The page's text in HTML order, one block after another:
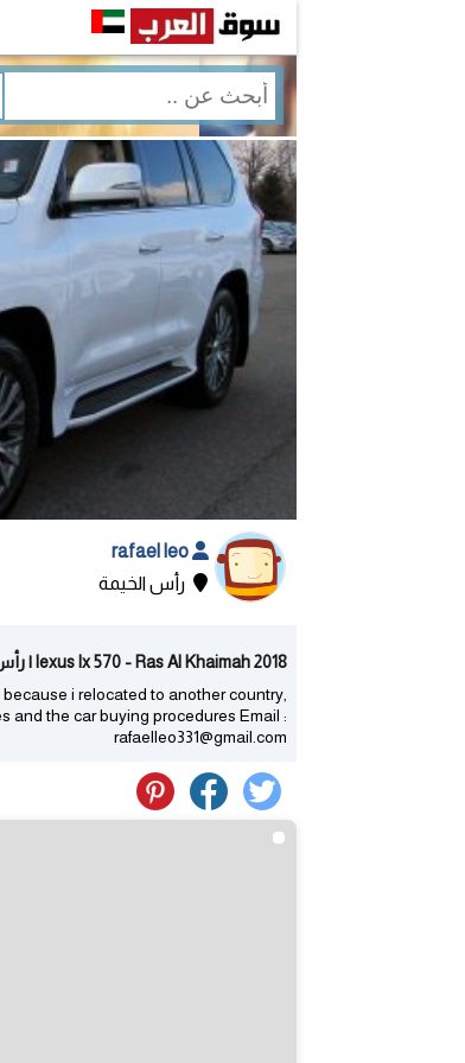
رأس الخيمة
2018 lexus lx 570 - Ras Al Khaimah | رأس الخيمة
i relocated to another country,
and the car buying procedures Email :
rafaelleo331@gmail.com